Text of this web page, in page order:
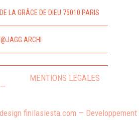
LA GRÂCE DE DIEU 75010 PARIS
MENTIONS LEGALES
finilasiesta.com — Developpement